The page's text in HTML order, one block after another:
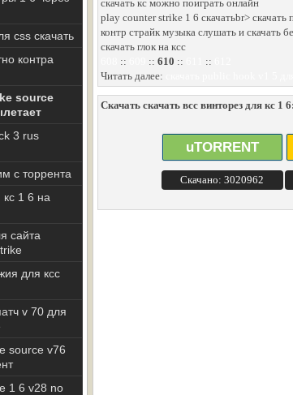
css скачать
контра
source
3 rus
с торрента
кс 1 6 на
сайта
для ксс
v 70 для
source v76
1 6 v28 no
скачать кс можно поиграть онлайн
play counter strike 1 6 скачатьbr>
контр страйк музыка слушать и скачать
скачать глок на ксс
:: :: 610 :: ::
Читать далее:
Скачать скачать всс винторез для кс 1 6:
uTORRENT
Скачано: 3020962